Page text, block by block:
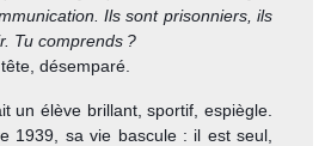
Ils sont prisonniers, ils
Tu comprends ?
désemparé.
un élève brillant, sportif, espiègle.
1939, sa vie bascule : il est seul,